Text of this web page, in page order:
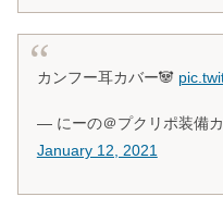
カンフー耳カバー🐼
— にーの＠プクリポ装備
January 12, 2021